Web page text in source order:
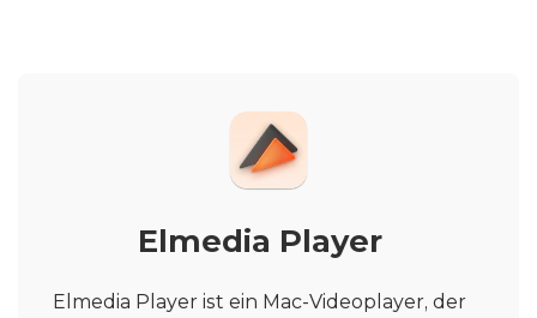
Elmedia Player
Elmedia Player ist ein Mac-Videoplayer, der